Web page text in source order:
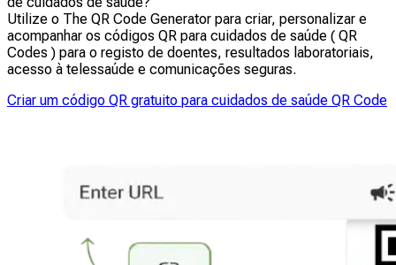
assim os tempos de espera globais.
Utilize o The QR Code Generator para criar, personalizar e
acompanhar os códigos QR para cuidados de saúde ( QR
Codes ) para o registo de doentes, resultados laboratoriais,
acesso à telessaúde e comunicações seguras.
Criar um código QR gratuito para cuidados de saúde QR Code